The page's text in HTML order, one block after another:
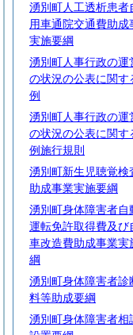
湧別町人工透析患者
用車通院交通費助成
実施要綱
湧別町人事行政の運
の状況の公表に関す
例
湧別町人事行政の運
の状況の公表に関す
例施行規則
湧別町新生児聴覚検
助成事業実施要綱
湧別町身体障害者自
運転免許取得費及び
車改造費助成事業実
綱
湧別町身体障害者診
料等助成要綱
湧別町身体障害者相